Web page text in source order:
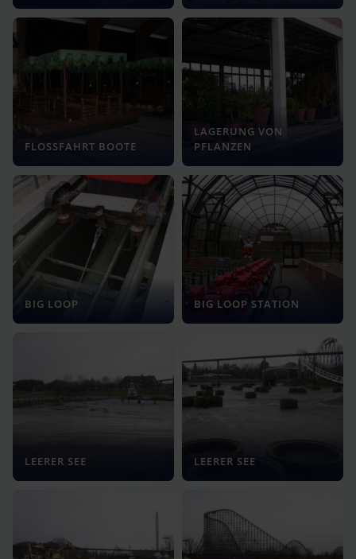
FLOSSFAHRT BOOTE
LAGERUNG VON
PFLANZEN
BIG LOOP BIG LOOP STATION
LEERER SEE LEERER SEE